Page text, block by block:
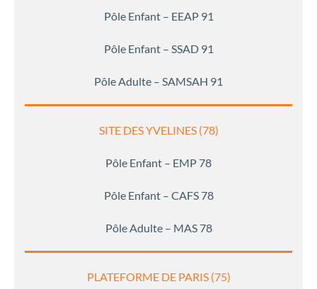
Pôle Enfant – EEAP 91
Pôle Enfant – SSAD 91
Pôle Adulte – SAMSAH 91
SITE DES YVELINES (78)
Pôle Enfant – EMP 78
Pôle Enfant – CAFS 78
Pôle Adulte – MAS 78
PLATEFORME DE PARIS (75)